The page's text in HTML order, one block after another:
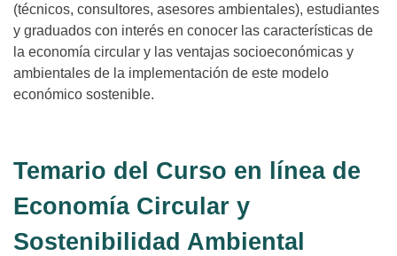
(técnicos, consultores, asesores ambientales), estudiantes
y graduados con interés en conocer las características de
la economía circular y las ventajas socioeconómicas y
ambientales de la implementación de este modelo
económico sostenible.
Temario del Curso en línea de
Economía Circular y
Sostenibilidad Ambiental